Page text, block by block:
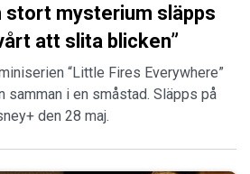
stort mysterium släpps
att slita blicken”
“Little Fires Everywhere”
samman i en småstad. Släpps på
den 28 maj.